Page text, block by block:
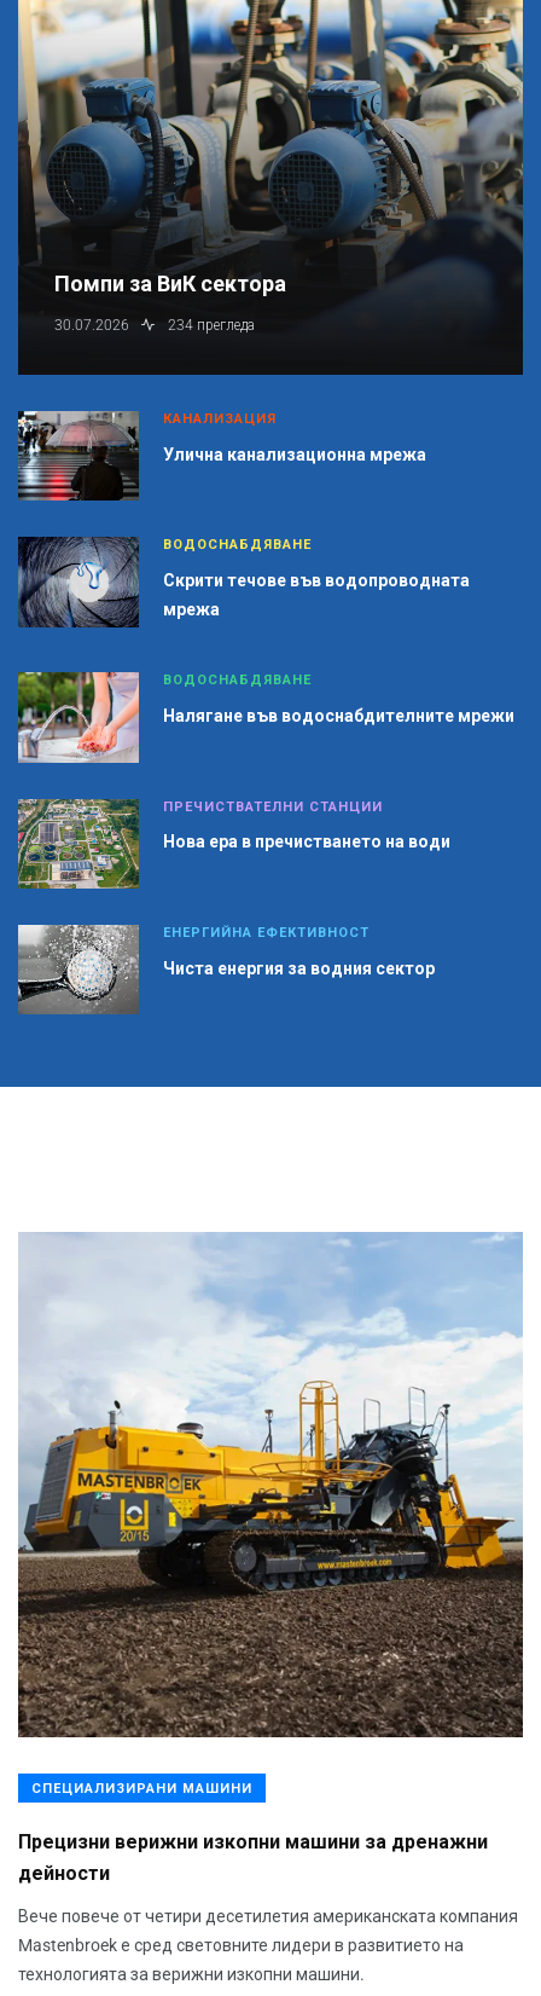
Помпи за ВиК сектора
30.07.2026 234 прегледа
КАНАЛИЗАЦИЯ
Улична канализационна мрежа
ВОДОСНАБДЯВАНЕ
Скрити течове във водопроводната
мрежа
ВОДОСНАБДЯВАНЕ
Налягане във водоснабдителните мрежи
ПРЕЧИСТВАТЕЛНИ СТАНЦИИ
Нова ера в пречистването на води
ЕНЕРГИЙНА ЕФЕКТИВНОСТ
Чиста енергия за водния сектор
СПЕЦИАЛИЗИРАНИ МАШИНИ
Прецизни верижни изкопни машини за дренажни
дейности
Вече повече от четири десетилетия американската компания
Mastenbroek е сред световните лидери в развитието на
технологията за верижни изкопни машини.